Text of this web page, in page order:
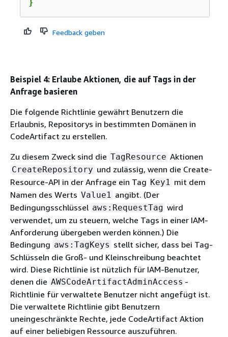
}
Feedback geben
Beispiel 4: Erlaube Aktionen, die auf Tags in der
Anfrage basieren
Die folgende Richtlinie gewährt Benutzern die
Erlaubnis, Repositorys in bestimmten Domänen in
CodeArtifact zu erstellen.
Zu diesem Zweck sind die TagResource Aktionen
CreateRepository und zulässig, wenn die Create-
Resource-API in der Anfrage ein Tag Key1 mit dem
Namen des Werts Value1 angibt. (Der
Bedingungsschlüssel aws:RequestTag wird
verwendet, um zu steuern, welche Tags in einer IAM-
Anforderung übergeben werden können.) Die
Bedingung aws:TagKeys stellt sicher, dass bei Tag-
Schlüsseln die Groß- und Kleinschreibung beachtet
wird. Diese Richtlinie ist nützlich für IAM-Benutzer,
denen die AWSCodeArtifactAdminAccess -
Richtlinie für verwaltete Benutzer nicht angefügt ist.
Die verwaltete Richtlinie gibt Benutzern
uneingeschränkte Rechte, jede CodeArtifact Aktion
auf einer beliebigen Ressource auszuführen.